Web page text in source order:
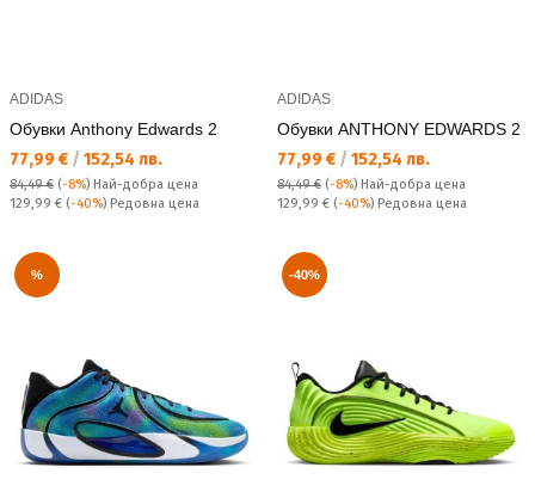
ADIDAS
Обувки Anthony Edwards 2
Текуща цена:
77,99 € / 152,54 лв.
84,49 € (-8%) Най-добра цена
Редовна цена:
129,99 € (-40%) Редовна цена
ADIDAS
Обувки ANTHONY EDWARDS 2
Текуща цена:
77,99 € / 152,54 лв.
84,49 € (-8%) Най-добра цена
Редовна цена:
129,99 € (-40%) Редовна цена
% -40%